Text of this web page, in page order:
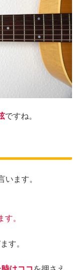
ですね。
います。
す。
す。